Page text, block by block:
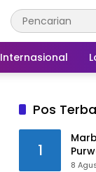
Internasional
Pos
1
8